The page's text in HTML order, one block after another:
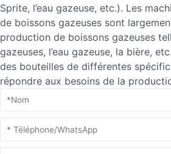
Sprite, l’eau gazeuse, etc.). Les
de boissons gazeuses sont
production de boissons gazeuses
gazeuses, l’eau gazeuse, la bière,
des bouteilles de différentes
répondre aux besoins de la